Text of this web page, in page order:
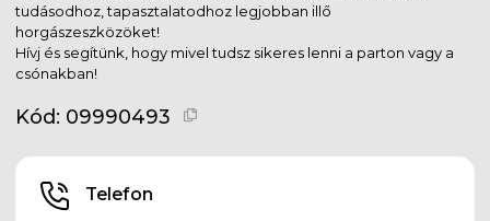
tudásodhoz, tapasztalatodhoz legjobban illő
horgászeszközöket!
Hívj és segítünk, hogy mivel tudsz sikeres lenni a parton vagy a
csónakban!
Kód: 09990493
Telefon